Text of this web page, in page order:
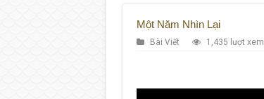
Một Năm Nhìn Lại
Bài Viết 1,435 lượt xem